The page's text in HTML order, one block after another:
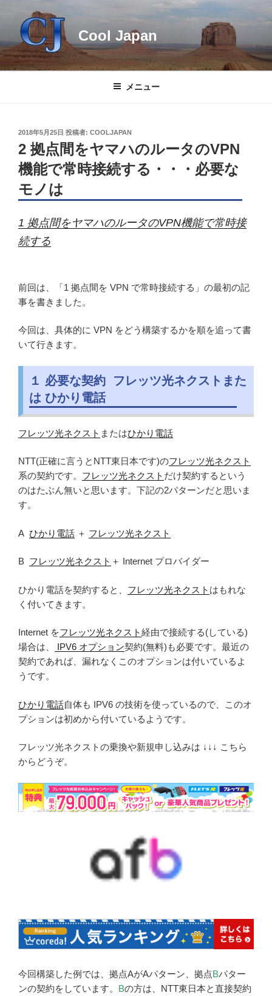
ン
Cool Japan
メニュー
投
稿
日:
2018年5月25日 投稿者: COOLJAPAN
2 拠点間をヤマハのルータのVPN
機能で常時接続する・・・必要な
モノは
1 拠点間をヤマハのルータのVPN機能で常時接
続する
前回は、「1 拠点間を VPN で常時接続する」の最初の記
事を書きました。
今回は、具体的に VPN をどう構築するかを順を追って書
いて行きます。
１ 必要な契約 フレッツ光ネクストまた
は ひかり電話
フレッツ光ネクスト またはひかり電話
NTT(正確に言うとNTT東日本です)のフレッツ光ネクスト
系の契約です。 フレッツ光ネクスト だけ契約するという
のはたぶん無いと思います。下記の2パターンだと思いま
す。
A ひかり電話 ＋ フレッツ光ネクスト
B フレッツ光ネクスト ＋ Internet プロバイダー
ひかり電話を契約すると、 フレッツ光ネクスト はもれな
く付いてきます。
Internet をフレッツ光ネクスト経由で接続する(している)
場合は、
IPV6 オプション契約(無料)も必要です。最近の
契約であれば、漏れなくこのオプションは付いているよ
うです。
ひかり電話自体も IPV6 の技術を使っているので、このオ
プションは初めから付いているようです。
フレッツ光ネクストの乗換や新規申し込みは ↓↓↓ こちら
からどうぞ。
今回構築した例では、拠点AがAパターン、拠点Bパター
ンの契約をしています。 Bの方は、NTT東日本と直接契約